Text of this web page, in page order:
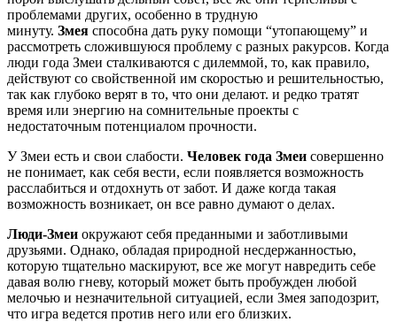
проблемами других, особенно в трудную
минуту. Змея способна дать руку помощи “утопающему” и
рассмотреть сложившуюся проблему с разных ракурсов. Когда
люди года Змеи сталкиваются с дилеммой, то, как правило,
действуют со свойственной им скоростью и решительностью,
так как глубоко верят в то, что они делают. и редко тратят
время или энергию на сомнительные проекты с
недостаточным потенциалом прочности.
У Змеи есть и свои слабости. Человек года Змеи совершенно
не понимает, как себя вести, если появляется возможность
расслабиться и отдохнуть от забот. И даже когда такая
возможность возникает, он все равно думают о делах.
Люди-Змеи окружают себя преданными и заботливыми
друзьями. Однако, обладая природной несдержанностью,
которую тщательно маскируют, все же могут навредить себе
давая волю гневу, который может быть пробужден любой
мелочью и незначительной ситуацией, если Змея заподозрит,
что игра ведется против него или его близких.